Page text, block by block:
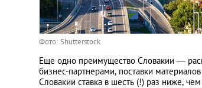
Эстония
Фото: Shutterstock
Еще одно преимущество Словакии ―
бизнес-партнерами, поставки
Словакии ставка в шесть (!) раз ниже,